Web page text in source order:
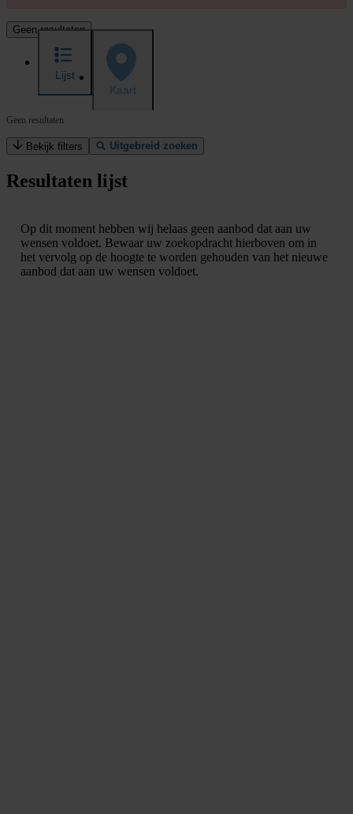
Geen resultaten
Lijst
Kaart
Geen resultaten
Bekijk filters Uitgebreid zoeken
Resultaten lijst
Op dit moment hebben wij helaas geen aanbod dat aan uw
wensen voldoet. Bewaar uw zoekopdracht hierboven om in
het vervolg op de hoogte te worden gehouden van het nieuwe
aanbod dat aan uw wensen voldoet.